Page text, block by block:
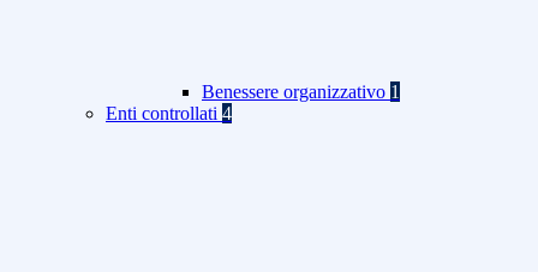
Benessere organizzativo 1
Enti controllati 4